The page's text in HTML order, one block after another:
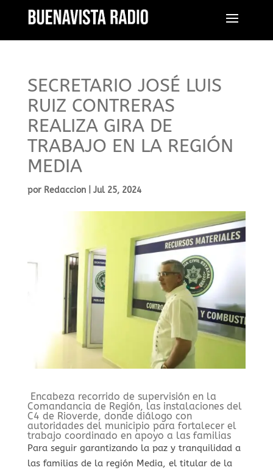
SECRETARIO JOSÉ LUIS
RUIZ CONTRERAS
REALIZA GIRA DE
TRABAJO EN LA REGIÓN
MEDIA
por Redaccion| Jul 25, 2024
Encabeza recorrido de supervisión en la
Comandancia de Región, las instalaciones del
C4 de Rioverde, donde diálogo con
autoridades del municipio para fortalecer el
trabajo coordinado en apoyo a las familias
Para seguir garantizando la paz y tranquilidad a
las familias de la región Media, el titular de la